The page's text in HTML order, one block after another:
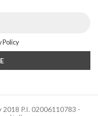
Policy
2018 P.I. 02006110783 -